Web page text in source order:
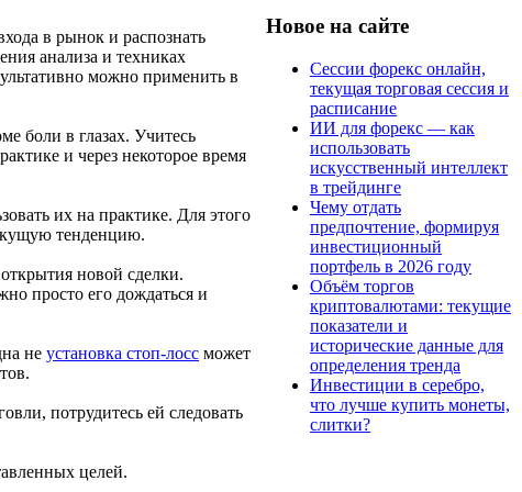
в рынок и распознать
анализа и техниках
можно применить в
боли в глазах. Учитесь
и через некоторое время
их на практике. Для этого
тенденцию.
новой сделки.
просто его дождаться и
не установка стоп-лосс может
потрудитесь ей следовать
целей.
Новое на сайте
Сессии форекс онлайн,
текущая торговая сессия и
расписание
ИИ для форекс — как
использовать
искусственный интеллект
в трейдинге
Чему отдать
предпочтение, формируя
инвестиционный
портфель в 2026 году
Объём торгов
криптовалютами: текущие
показатели и
исторические данные для
определения тренда
Инвестиции в серебро,
что лучше купить монеты,
слитки?